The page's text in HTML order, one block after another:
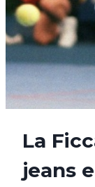
La
jeans